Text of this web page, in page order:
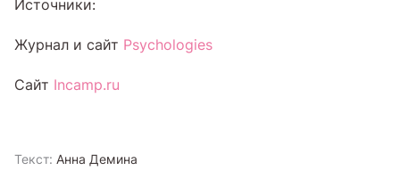
Источники:
Журнал и сайт Psychologies
Сайт Incamp.ru
Текст: Анна Демина